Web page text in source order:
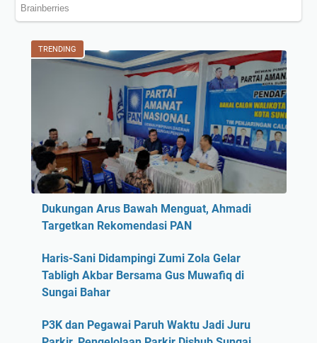
TRENDING
Dukungan Arus Bawah Menguat, Ahmadi
Targetkan Rekomendasi PAN
Haris-Sani Didampingi Zumi Zola Gelar
Tabligh Akbar Bersama Gus Muwafiq di
Sungai Bahar
P3K dan Pegawai Paruh Waktu Jadi Juru